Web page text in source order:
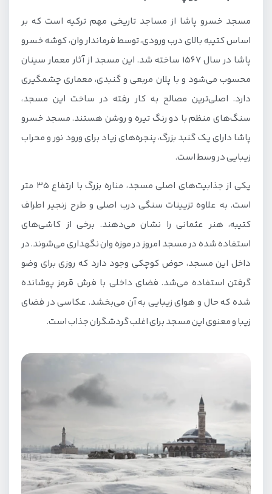
مسجد خسرو پاشا از مساجد تاریخی مهم ترکیه است که بر
اساس کتیبه بالای درب ورودی، توسط فرماندار وان، کوشه خسرو
پاشا در سال 1567 ساخته شد. این مسجد از آثار معمار سینان
محسوب می‌شود و با پلان مربعی و گنبدی، معماری چشمگیری
دارد. اصلی‌ترین مصالح به کار رفته در ساخت این مسجد،
سنگ‌های منظم با دو رنگ تیره و روشن هستند. مسجد خسرو
پاشا دارای یک گنبد بزرگ، پنجره‌های زیاد برای ورود نور و محراب
زیبایی در وسط است.
یکی از جذابیت‌های اصلی مسجد، مناره بزرگ با ارتفاع 35 متر
است. به علاوه تزیینات سنگی درب اصلی و طرح زنجیر اطراف
کتیبه، هنر عثمانی را نشان می‌دهند. برخی از کاشی‌های
استفاده شده در مسجد امروز در موزه وان نگهداری می‌شوند. در
داخل این مسجد، حوض کوچکی وجود دارد که روزی برای وضو
گرفتن استفاده می‌شد. فضای داخلی با فرش قرمز پوشانده
شده که حال و هوای زیبایی به آن می‌بخشد. عکاسی در فضای
زیبا و معنوی این مسجد برای اغلب گردشگران جذاب است.